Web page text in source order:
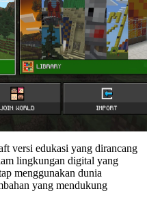
versi edukasi yang dirancang
lingkungan digital yang
menggunakan dunia
yang mendukung